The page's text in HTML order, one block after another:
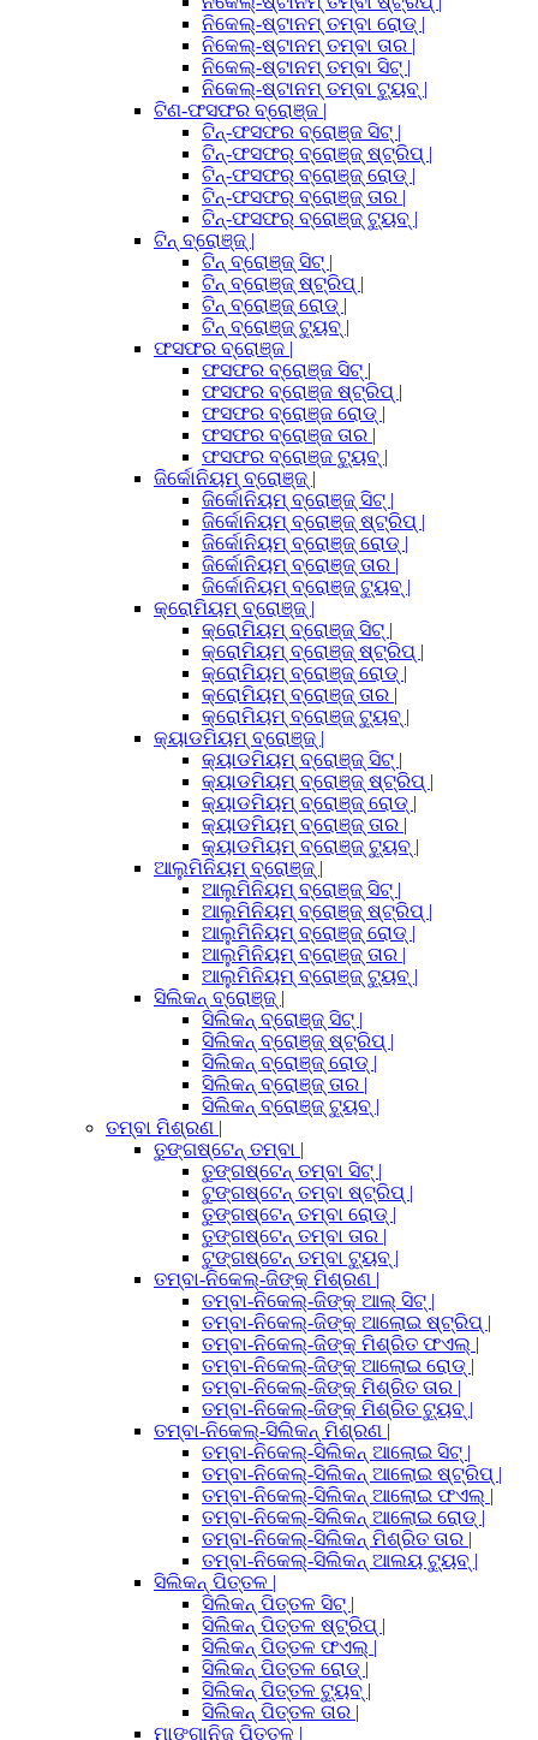
ନିକେଲ୍-ଷ୍ଟାନମ୍ ତମ୍ବା ରୋଡ୍ |
ନିକେଲ୍-ଷ୍ଟାନମ୍ ତମ୍ବା ତାର |
ନିକେଲ୍-ଷ୍ଟାନମ୍ ତମ୍ବା ସିଟ୍ |
ନିକେଲ୍-ଷ୍ଟାନମ୍ ତମ୍ବା ଟ୍ୟୁବ୍ |
ଟିଣ-ଫସଫର ବ୍ରୋଞ୍ଜ |
ଟିନ୍-ଫସଫର ବ୍ରୋଞ୍ଜ ସିଟ୍ |
ଟିନ୍-ଫସଫର୍ ବ୍ରୋଞ୍ଜ୍ ଷ୍ଟ୍ରିପ୍ |
ଟିନ୍-ଫସଫର୍ ବ୍ରୋଞ୍ଜ୍ ରୋଡ୍ |
ଟିନ୍-ଫସଫର୍ ବ୍ରୋଞ୍ଜ୍ ତାର |
ଟିନ୍-ଫସଫର୍ ବ୍ରୋଞ୍ଜ୍ ଟ୍ୟୁବ୍ |
ଟିନ୍ ବ୍ରୋଞ୍ଜ୍ |
ଟିନ୍ ବ୍ରୋଞ୍ଜ୍ ସିଟ୍ |
ଟିନ୍ ବ୍ରୋଞ୍ଜ୍ ଷ୍ଟ୍ରିପ୍ |
ଟିନ୍ ବ୍ରୋଞ୍ଜ୍ ରୋଡ୍ |
ଟିନ୍ ବ୍ରୋଞ୍ଜ୍ ଟ୍ୟୁବ୍ |
ଫସଫର ବ୍ରୋଞ୍ଜ |
ଫସଫର ବ୍ରୋଞ୍ଜ ସିଟ୍ |
ଫସଫର ବ୍ରୋଞ୍ଜ ଷ୍ଟ୍ରିପ୍ |
ଫସଫର ବ୍ରୋଞ୍ଜ ରୋଡ୍ |
ଫସଫର ବ୍ରୋଞ୍ଜ ତାର |
ଫସଫର ବ୍ରୋଞ୍ଜ ଟ୍ୟୁବ୍ |
ଜିର୍କୋନିୟମ୍ ବ୍ରୋଞ୍ଜ୍ |
ଜିର୍କୋନିୟମ୍ ବ୍ରୋଞ୍ଜ୍ ସିଟ୍ |
ଜିର୍କୋନିୟମ୍ ବ୍ରୋଞ୍ଜ୍ ଷ୍ଟ୍ରିପ୍ |
ଜିର୍କୋନିୟମ୍ ବ୍ରୋଞ୍ଜ୍ ରୋଡ୍ |
ଜିର୍କୋନିୟମ୍ ବ୍ରୋଞ୍ଜ୍ ତାର |
ଜିର୍କୋନିୟମ୍ ବ୍ରୋଞ୍ଜ୍ ଟ୍ୟୁବ୍ |
କ୍ରୋମିୟମ୍ ବ୍ରୋଞ୍ଜ୍ |
କ୍ରୋମିୟମ୍ ବ୍ରୋଞ୍ଜ୍ ସିଟ୍ |
କ୍ରୋମିୟମ୍ ବ୍ରୋଞ୍ଜ୍ ଷ୍ଟ୍ରିପ୍ |
କ୍ରୋମିୟମ୍ ବ୍ରୋଞ୍ଜ୍ ରୋଡ୍ |
କ୍ରୋମିୟମ୍ ବ୍ରୋଞ୍ଜ୍ ତାର |
କ୍ରୋମିୟମ୍ ବ୍ରୋଞ୍ଜ୍ ଟ୍ୟୁବ୍ |
କ୍ୟାଡମିୟମ୍ ବ୍ରୋଞ୍ଜ୍ |
କ୍ୟାଡମିୟମ୍ ବ୍ରୋଞ୍ଜ୍ ସିଟ୍ |
କ୍ୟାଡମିୟମ୍ ବ୍ରୋଞ୍ଜ୍ ଷ୍ଟ୍ରିପ୍ |
କ୍ୟାଡମିୟମ୍ ବ୍ରୋଞ୍ଜ୍ ରୋଡ୍ |
କ୍ୟାଡମିୟମ୍ ବ୍ରୋଞ୍ଜ୍ ତାର |
କ୍ୟାଡମିୟମ୍ ବ୍ରୋଞ୍ଜ୍ ଟ୍ୟୁବ୍ |
ଆଲୁମିନିୟମ୍ ବ୍ରୋଞ୍ଜ୍ |
ଆଲୁମିନିୟମ୍ ବ୍ରୋଞ୍ଜ୍ ସିଟ୍ |
ଆଲୁମିନିୟମ୍ ବ୍ରୋଞ୍ଜ୍ ଷ୍ଟ୍ରିପ୍ |
ଆଲୁମିନିୟମ୍ ବ୍ରୋଞ୍ଜ୍ ରୋଡ୍ |
ଆଲୁମିନିୟମ୍ ବ୍ରୋଞ୍ଜ୍ ତାର |
ଆଲୁମିନିୟମ୍ ବ୍ରୋଞ୍ଜ୍ ଟ୍ୟୁବ୍ |
ସିଲିକନ୍ ବ୍ରୋଞ୍ଜ୍ |
ସିଲିକନ୍ ବ୍ରୋଞ୍ଜ୍ ସିଟ୍ |
ସିଲିକନ୍ ବ୍ରୋଞ୍ଜ୍ ଷ୍ଟ୍ରିପ୍ |
ସିଲିକନ୍ ବ୍ରୋଞ୍ଜ୍ ରୋଡ୍ |
ସିଲିକନ୍ ବ୍ରୋଞ୍ଜ୍ ତାର |
ସିଲିକନ୍ ବ୍ରୋଞ୍ଜ୍ ଟ୍ୟୁବ୍ |
ତମ୍ବା ମିଶ୍ରଣ |
ତୁଙ୍ଗଷ୍ଟେନ୍ ତମ୍ବା |
ତୁଙ୍ଗଷ୍ଟେନ୍ ତମ୍ବା ସିଟ୍ |
ଟୁଙ୍ଗଷ୍ଟେନ୍ ତମ୍ବା ଷ୍ଟ୍ରିପ୍ |
ତୁଙ୍ଗଷ୍ଟେନ୍ ତମ୍ବା ରୋଡ୍ |
ତୁଙ୍ଗଷ୍ଟେନ୍ ତମ୍ବା ତାର |
ଟୁଙ୍ଗଷ୍ଟେନ୍ ତମ୍ବା ଟ୍ୟୁବ୍ |
ତମ୍ବା-ନିକେଲ୍-ଜିଙ୍କ୍ ମିଶ୍ରଣ |
ତମ୍ବା-ନିକେଲ୍-ଜିଙ୍କ୍ ଆଲ୍ ସିଟ୍ |
ତମ୍ବା-ନିକେଲ୍-ଜିଙ୍କ୍ ଆଲୋଇ ଷ୍ଟ୍ରିପ୍ |
ତମ୍ବା-ନିକେଲ୍-ଜିଙ୍କ୍ ମିଶ୍ରିତ ଫଏଲ୍ |
ତମ୍ବା-ନିକେଲ୍-ଜିଙ୍କ୍ ଆଲୋଇ ରୋଡ୍ |
ତମ୍ବା-ନିକେଲ୍-ଜିଙ୍କ୍ ମିଶ୍ରିତ ତାର |
ତମ୍ବା-ନିକେଲ୍-ଜିଙ୍କ୍ ମିଶ୍ରିତ ଟ୍ୟୁବ୍ |
ତମ୍ବା-ନିକେଲ୍-ସିଲିକନ୍ ମିଶ୍ରଣ |
ତମ୍ବା-ନିକେଲ୍-ସିଲିକନ୍ ଆଲୋଇ ସିଟ୍ |
ତମ୍ବା-ନିକେଲ୍-ସିଲିକନ୍ ଆଲୋଇ ଷ୍ଟ୍ରିପ୍ |
ତମ୍ବା-ନିକେଲ୍-ସିଲିକନ୍ ଆଲୋଇ ଫଏଲ୍ |
ତମ୍ବା-ନିକେଲ୍-ସିଲିକନ୍ ଆଲୋଇ ରୋଡ୍ |
ତମ୍ବା-ନିକେଲ୍-ସିଲିକନ୍ ମିଶ୍ରିତ ତାର |
ତମ୍ବା-ନିକେଲ୍-ସିଲିକନ୍ ଆଲୟ ଟ୍ୟୁବ୍ |
ସିଲିକନ୍ ପିତ୍ତଳ |
ସିଲିକନ୍ ପିତ୍ତଳ ସିଟ୍ |
ସିଲିକନ୍ ପିତ୍ତଳ ଷ୍ଟ୍ରିପ୍ |
ସିଲିକନ୍ ପିତ୍ତଳ ଫଏଲ୍ |
ସିଲିକନ୍ ପିତ୍ତଳ ରୋଡ୍ |
ସିଲିକନ୍ ପିତ୍ତଳ ଟ୍ୟୁବ୍ |
ସିଲିକନ୍ ପିତ୍ତଳ ତାର |
ମାଙ୍ଗାନିଜ୍ ପିତ୍ତଳ |